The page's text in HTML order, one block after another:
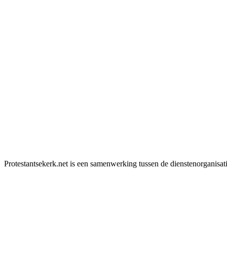
Protestantsekerk.net is een samenwerking tussen de